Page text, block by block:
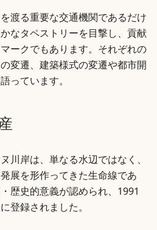
渡る重要な交通機関であるだけ
なタペストリーを目撃し、貢献
ークでもあります。それぞれの
変遷、建築様式の変遷や都市開
っています。
川岸は、単なる水辺ではなく、
展を形作ってきた生命線であ
歴史的意義が認められ、1991
登録されました。